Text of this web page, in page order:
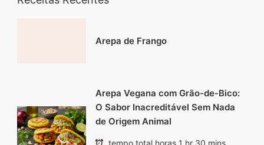
Arepa de Frango
Arepa Vegana com Grão-de-Bico:
O Sabor Inacreditável Sem Nada
de Origem Animal